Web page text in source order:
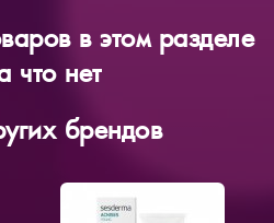
в этом разделе
что нет
брендов